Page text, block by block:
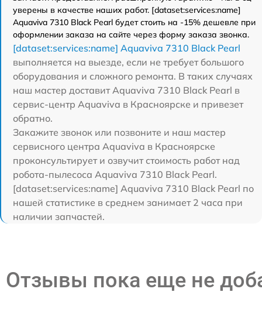
уверены в качестве наших работ. [dataset:services:name]
Aquaviva 7310 Black Pearl будет стоить на -15% дешевле при
оформлении заказа на сайте через форму заказа звонка.
[dataset:services:name] Aquaviva 7310 Black Pearl
выполняется на выезде, если не требует большого
оборудования и сложного ремонта. В таких случаях
наш мастер доставит Aquaviva 7310 Black Pearl в
сервис-центр Aquaviva в Красноярске и привезет
обратно.
Закажите звонок или позвоните и наш мастер
сервисного центра Aquaviva в Красноярске
проконсультирует и озвучит стоимость работ над
робота-пылесоса Aquaviva 7310 Black Pearl.
[dataset:services:name] Aquaviva 7310 Black Pearl по
нашей статистике в среднем занимает 2 часа при
наличии запчастей.
Отзывы пока еще не